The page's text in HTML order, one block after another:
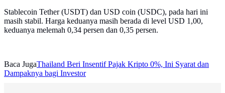
Stablecoin Tether (USDT) dan USD coin (USDC), pada hari ini
masih stabil. Harga keduanya masih berada di level USD 1,00,
keduanya melemah 0,34 persen dan 0,35 persen.
Baca JugaThailand Beri Insentif Pajak Kripto 0%, Ini Syarat dan
Dampaknya bagi Investor